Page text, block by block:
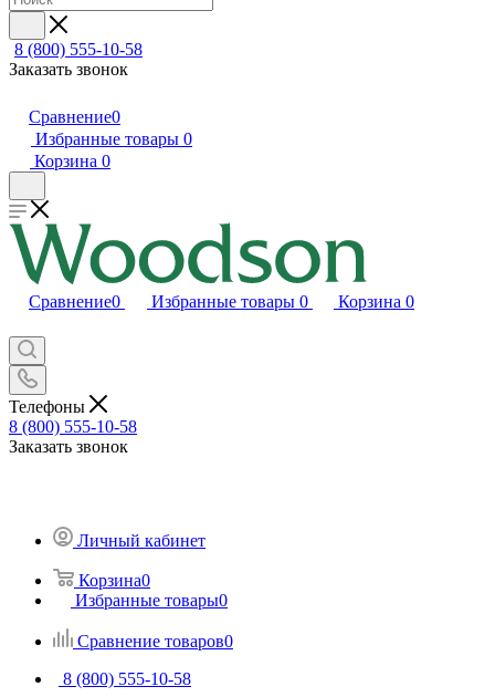
8 (800) 555-10-58
Заказать звонок
Сравнение0
Избранные товары 0
Корзина 0
Сравнение0 Избранные товары 0 Корзина 0
Телефоны
8 (800) 555-10-58
Заказать звонок
Личный кабинет
Корзина0
Избранные товары0
Сравнение товаров0
8 (800) 555-10-58